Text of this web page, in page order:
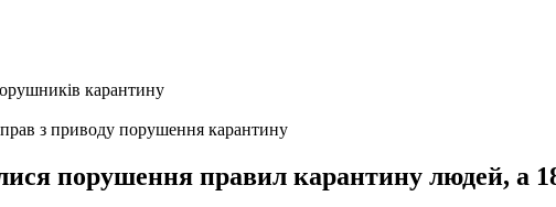
з приводу порушення карантину
порушення правил карантину людей, а